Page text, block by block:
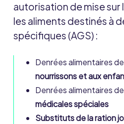
autorisation de mise sur
les aliments destinés à
spécifiques (AGS) :
Denrées alimentaires
nourrissons et aux
Denrées alimentaires
médicales spéciales
Substituts de la ration